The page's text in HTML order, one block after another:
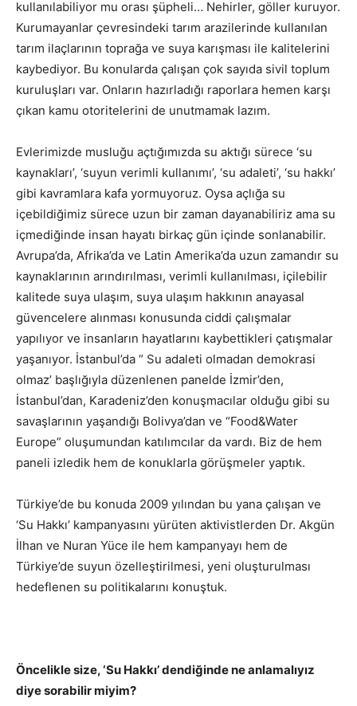
kullanılabiliyor mu orası şüpheli… Nehirler, göller kuruyor.
Kurumayanlar çevresindeki tarım arazilerinde kullanılan
tarım ilaçlarının toprağa ve suya karışması ile kalitelerini
kaybediyor. Bu konularda çalışan çok sayıda sivil toplum
kuruluşları var. Onların hazırladığı raporlara hemen karşı
çıkan kamu otoritelerini de unutmamak lazım.
Evlerimizde musluğu açtığımızda su aktığı sürece ‘su
kaynakları’, ‘suyun verimli kullanımı’, ‘su adaleti’, ‘su hakkı’
gibi kavramlara kafa yormuyoruz. Oysa açlığa su
içebildiğimiz sürece uzun bir zaman dayanabiliriz ama su
içmediğinde insan hayatı birkaç gün içinde sonlanabilir.
Avrupa’da, Afrika’da ve Latin Amerika’da uzun zamandır su
kaynaklarının arındırılması, verimli kullanılması, içilebilir
kalitede suya ulaşım, suya ulaşım hakkının anayasal
güvencelere alınması konusunda ciddi çalışmalar
yapılıyor ve insanların hayatlarını kaybettikleri çatışmalar
yaşanıyor. İstanbul’da “ Su adaleti olmadan demokrasi
olmaz’ başlığıyla düzenlenen panelde İzmir’den,
İstanbul’dan, Karadeniz’den konuşmacılar olduğu gibi su
savaşlarının yaşandığı Bolivya’dan ve “Food&Water
Europe” oluşumundan katılımcılar da vardı. Biz de hem
paneli izledik hem de konuklarla görüşmeler yaptık.
Türkiye’de bu konuda 2009 yılından bu yana çalışan ve
‘Su Hakkı’ kampanyasını yürüten aktivistlerden Dr. Akgün
İlhan ve Nuran Yüce ile hem kampanyayı hem de
Türkiye’de suyun özelleştirilmesi, yeni oluşturulması
hedeflenen su politikalarını konuştuk.
Öncelikle size, ‘Su Hakkı’ dendiğinde ne anlamalıyız
diye sorabilir miyim?